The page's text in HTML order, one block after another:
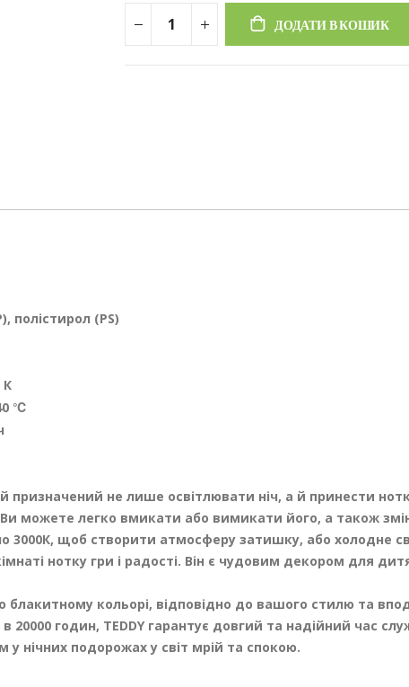
ДОДАТИ В КОШИК
полістирол (PS)
К
℃
призначений не лише освітлювати ніч, а й принести
можете легко вмикати або вимикати його, а також
3000К, щоб створити атмосферу затишку, або холодне
нотку гри і радості. Він є чудовим декором для
блакитному кольорі, відповідно до вашого стилю та
в 20000 годин, TEDDY гарантує довгий та надійний час
нічних подорожах у світ мрій та спокою.